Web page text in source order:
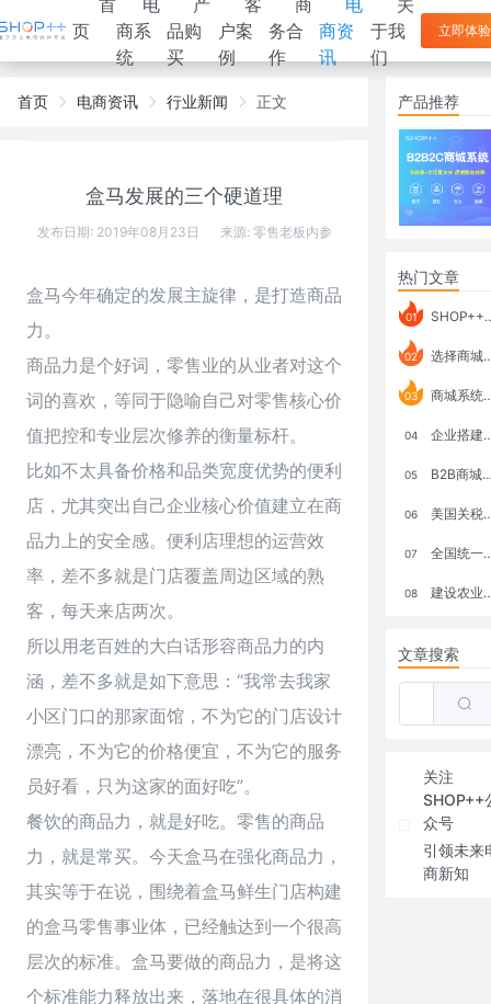
首
页
电
商系
统
产
品购
买
客
户案
例
商
务合
作
电
商资
讯
关
于我
们
立即体验
首页 电商资讯 行业新闻 正文
盒马发展的三个硬道理
发布日期: 2019年08月23日 来源: 零售老板内参
盒马今年确定的发展主旋律，是打造商品
力。
商品力是个好词，零售业的从业者对这个
词的喜欢，等同于隐喻自己对零售核心价
值把控和专业层次修养的衡量标杆。
比如不太具备价格和品类宽度优势的便利
店，尤其突出自己企业核心价值建立在商
品力上的安全感。便利店理想的运营效
率，差不多就是门店覆盖周边区域的熟
客，每天来店两次。
所以用老百姓的大白话形容商品力的内
涵，差不多就是如下意思：“我常去我家
小区门口的那家面馆，不为它的门店设计
漂亮，不为它的价格便宜，不为它的服务
员好看，只为这家的面好吃”。
餐饮的商品力，就是好吃。零售的商品
力，就是常买。今天盒马在强化商品力，
其实等于在说，围绕着盒马鲜生门店构建
的盒马零售事业体，已经触达到一个很高
层次的标准。盒马要做的商品力，是将这
个标准能力释放出来，落地在很具体的消
产品推荐
热门文章
01 SHOP++ B2B2C V9.1 全新发布 新亮点
02 选择商城系统要考虑哪些问题？
03 商城系统如何打通跨境电商模式？
04 企业搭建积分商城系统要注意什么？
05 B2B商城系统搭建：开发语言、功能、优势分析
06 美国关税政策冲击全球电商格局：五大类平台受重创，转型与自救成关键
07 全国统一大市场：电商如何掘金新蓝海？
08 建设农业强国，网上商城来助力！
文章搜索
关注
SHOP++
众号
引领未来
商新知